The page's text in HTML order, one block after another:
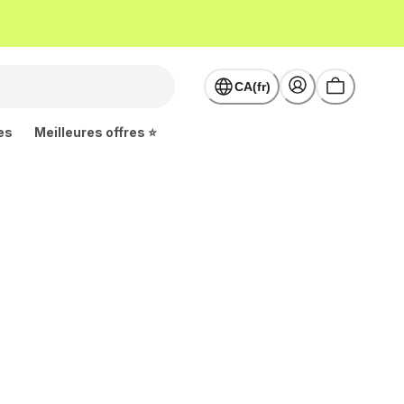
CA(fr)
Meilleures offres ⭐